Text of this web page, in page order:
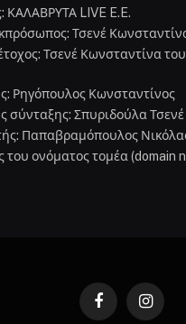
ΚΑΛΑΒΡΥΤΑ LIVE E.E.
Τσενέ
Τσενέ Κωνσταντίνα
Ρηγόπουλος Κωνσταντίνος
σύνταξης: Σπυριδούλα Τσενέ
Παπαβραμόπουλος
του ονόματος τομέα (domain
Facebook